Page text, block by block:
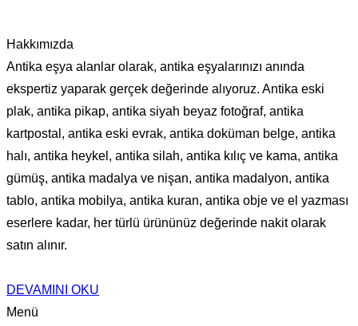
Hakkımızda
Antika eşya alanlar olarak, antika eşyalarınızı anında
ekspertiz yaparak gerçek değerinde alıyoruz. Antika eski
plak, antika pikap, antika siyah beyaz fotoğraf, antika
kartpostal, antika eski evrak, antika doküman belge, antika
halı, antika heykel, antika silah, antika kılıç ve kama, antika
gümüş, antika madalya ve nişan, antika madalyon, antika
tablo, antika mobilya, antika kuran, antika obje ve el yazması
eserlere kadar, her türlü ürününüz değerinde nakit olarak
satın alınır.
DEVAMINI OKU
Menü